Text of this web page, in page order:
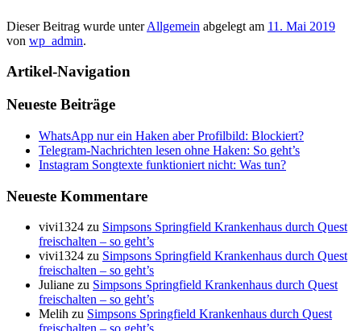
Dieser Beitrag wurde unterAllgemein abgelegt am 11. Mai 2019
von wp_admin.
Artikel-Navigation
Neueste Beiträge
WhatsApp nur ein Haken aber Profilbild: Blockiert?
Telegram-Nachrichten lesen ohne Haken: So geht’s
Instagram Songtexte funktioniert nicht: Was tun?
Neueste Kommentare
vivi1324 zu Simpsons Springfield Krankenhaus durch Quest
freischalten – so geht’s
vivi1324 zu Simpsons Springfield Krankenhaus durch Quest
freischalten – so geht’s
Juliane zu Simpsons Springfield Krankenhaus durch Quest
freischalten – so geht’s
Melih zu Simpsons Springfield Krankenhaus durch Quest